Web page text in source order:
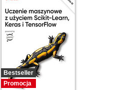
Bestseller
Promocja